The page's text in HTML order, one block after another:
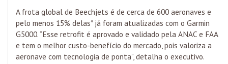
A frota global de Beechjets é de cerca de 600 aeronaves e
pelo menos 15% delas* já foram atualizadas com o Garmin
G5000. “Esse retrofit é aprovado e validado pela ANAC e FAA
e tem o melhor custo-benefício do mercado, pois valoriza a
aeronave com tecnologia de ponta”, detalha o executivo.